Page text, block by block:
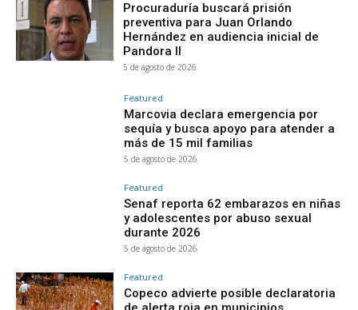
Procuraduría buscará prisión
preventiva para Juan Orlando
Hernández en audiencia inicial de
Pandora II
5 de agosto de 2026
Featured
Marcovia declara emergencia por
sequía y busca apoyo para atender a
más de 15 mil familias
5 de agosto de 2026
Featured
Senaf reporta 62 embarazos en niñas
y adolescentes por abuso sexual
durante 2026
5 de agosto de 2026
Featured
Copeco advierte posible declaratoria